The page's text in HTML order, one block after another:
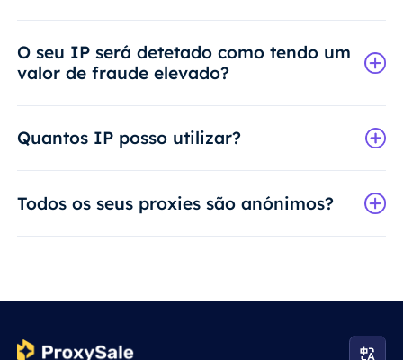
O seu IP será detetado como tendo um
valor de fraude elevado?
Quantos IP posso utilizar?
Todos os seus proxies são anónimos?